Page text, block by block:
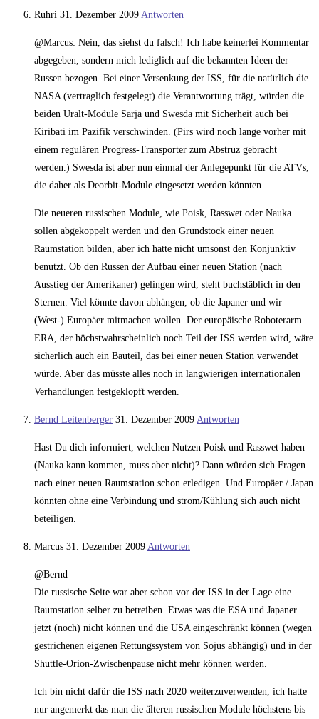
Ruhri 31. Dezember 2009 Antworten
@Marcus: Nein, das siehst du falsch! Ich habe keinerlei Kommentar
abgegeben, sondern mich lediglich auf die bekannten Ideen der
Russen bezogen. Bei einer Versenkung der ISS, für die natürlich die
NASA (vertraglich festgelegt) die Verantwortung trägt, würden die
beiden Uralt-Module Sarja und Swesda mit Sicherheit auch bei
Kiribati im Pazifik verschwinden. (Pirs wird noch lange vorher mit
einem regulären Progress-Transporter zum Abstruz gebracht
werden.) Swesda ist aber nun einmal der Anlegepunkt für die ATVs,
die daher als Deorbit-Module eingesetzt werden könnten.
Die neueren russischen Module, wie Poisk, Rasswet oder Nauka
sollen abgekoppelt werden und den Grundstock einer neuen
Raumstation bilden, aber ich hatte nicht umsonst den Konjunktiv
benutzt. Ob den Russen der Aufbau einer neuen Station (nach
Ausstieg der Amerikaner) gelingen wird, steht buchstäblich in den
Sternen. Viel könnte davon abhängen, ob die Japaner und wir
(West-) Europäer mitmachen wollen. Der europäische Roboterarm
ERA, der höchstwahrscheinlich noch Teil der ISS werden wird, wäre
sicherlich auch ein Bauteil, das bei einer neuen Station verwendet
würde. Aber das müsste alles noch in langwierigen internationalen
Verhandlungen festgeklopft werden.
Bernd Leitenberger 31. Dezember 2009 Antworten
Hast Du dich informiert, welchen Nutzen Poisk und Rasswet haben
(Nauka kann kommen, muss aber nicht)? Dann würden sich Fragen
nach einer neuen Raumstation schon erledigen. Und Europäer / Japan
könnten ohne eine Verbindung und strom/Kühlung sich auch nicht
beteiligen.
Marcus 31. Dezember 2009 Antworten
@Bernd
Die russische Seite war aber schon vor der ISS in der Lage eine
Raumstation selber zu betreiben. Etwas was die ESA und Japaner
jetzt (noch) nicht können und die USA eingeschränkt können (wegen
gestrichenen eigenen Rettungssystem von Sojus abhängig) und in der
Shuttle-Orion-Zwischenpause nicht mehr können werden.
Ich bin nicht dafür die ISS nach 2020 weiterzuverwenden, ich hatte
nur angemerkt das man die älteren russischen Module höchstens bis